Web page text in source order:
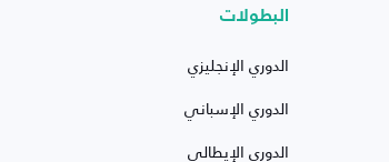
البطولات
الدوري الإنجليزي
الدوري الإسباني
الدوري الإيطالي